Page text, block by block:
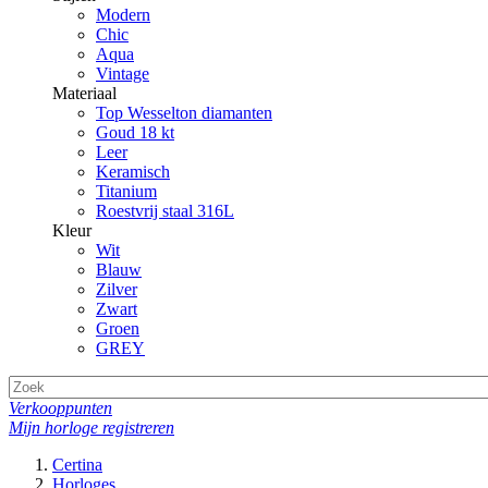
Modern
Chic
Aqua
Vintage
Materiaal
Top Wesselton diamanten
Goud 18 kt
Leer
Keramisch
Titanium
Roestvrij staal 316L
Kleur
Wit
Blauw
Zilver
Zwart
Groen
GREY
Verkooppunten
Mijn horloge registreren
Certina
Horloges